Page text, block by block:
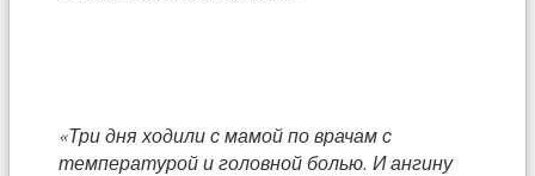
«Три дня ходили с мамой по врачам с
температурой и головной болью. И ангину